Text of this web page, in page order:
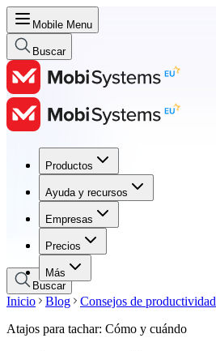
Mobile Menu
Buscar
Productos
Ayuda y recursos
Empresas
Precios
Más
Productos
Ayuda y recursos
Empresas
Precios
Buscar
Inicio Blog
Consejos de productividad
Atajos para tachar: Cómo y cuándo